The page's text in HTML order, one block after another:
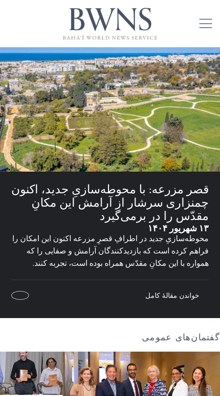
قصر مزرعه: با محوطه‌سازیِ جدید، اکنون
چمنزاری سرشار از آرامش این مکانِ
مقدّس را در برمی‌گیرد
۱۳ شهریور ۱۴۰۴
محوطه‌سازیِ جدید در اطرافِ قصرِ مزرعه اکنون این امکان را
فراهم کرده است که بازدیدکنندگان آرامش و صفایی را که
همواره با این مکانِ مقدّس همراه بوده است، تجربه کنند.
خواندن مقالهٔ کامل
گفتمان‌های عمومی